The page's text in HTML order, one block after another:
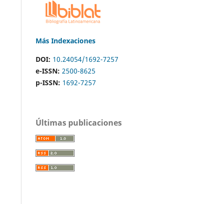
Más Indexaciones
DOI: 10.24054/1692-7257
e-ISSN: 2500-8625
p-ISSN: 1692-7257
Últimas publicaciones